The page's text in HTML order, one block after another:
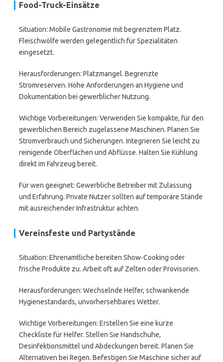
Food-Truck-Einsätze
Situation: Mobile Gastronomie mit begrenztem Platz.
Fleischwölfe werden gelegentlich für Spezialitäten
eingesetzt.
Herausforderungen: Platzmangel. Begrenzte
Stromreserven. Hohe Anforderungen an Hygiene und
Dokumentation bei gewerblicher Nutzung.
Wichtige Vorbereitungen: Verwenden Sie kompakte, für den
gewerblichen Bereich zugelassene Maschinen. Planen Sie
Stromverbrauch und Sicherungen. Integrieren Sie leicht zu
reinigende Oberflächen und Abflüsse. Halten Sie Kühlung
direkt im Fahrzeug bereit.
Für wen geeignet: Gewerbliche Betreiber mit Zulassung
und Erfahrung. Private Nutzer sollten auf temporäre Stände
mit ausreichender Infrastruktur achten.
Vereinsfeste und Partystände
Situation: Ehrenamtliche bereiten Show-Cooking oder
frische Produkte zu. Arbeit oft auf Zelten oder Provisorien.
Herausforderungen: Wechselnde Helfer, schwankende
Hygienestandards, unvorhersehbares Wetter.
Wichtige Vorbereitungen: Erstellen Sie eine kurze
Checkliste für Helfer. Stellen Sie Handschuhe,
Desinfektionsmittel und Abdeckungen bereit. Planen Sie
Alternativen bei Regen. Befestigen Sie Maschine sicher auf